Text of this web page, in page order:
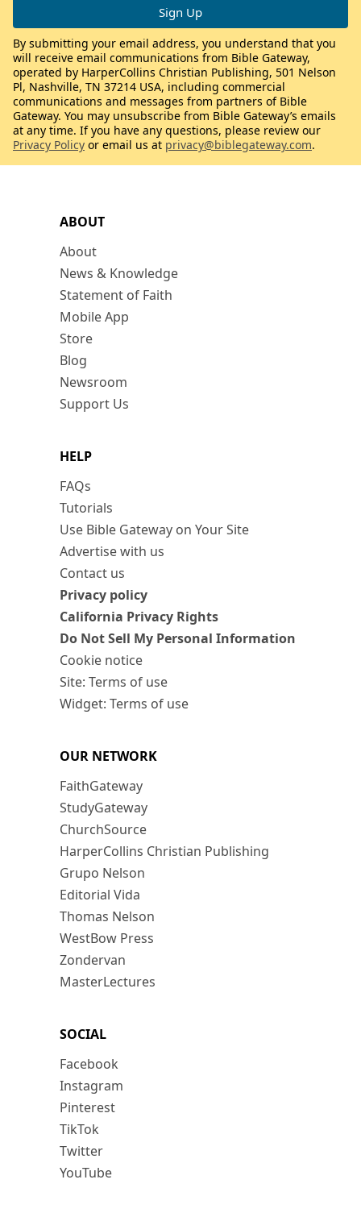
ABOUT
About
News & Knowledge
Statement of Faith
Mobile App
Store
Blog
Newsroom
Support Us
HELP
FAQs
Tutorials
Use Bible Gateway on Your Site
Advertise with us
Contact us
Privacy policy
California Privacy Rights
Do Not Sell My Personal Information
Cookie notice
Site: Terms of use
Widget: Terms of use
OUR NETWORK
FaithGateway
StudyGateway
ChurchSource
HarperCollins Christian Publishing
Grupo Nelson
Editorial Vida
Thomas Nelson
WestBow Press
Zondervan
MasterLectures
SOCIAL
Facebook
Instagram
Pinterest
TikTok
Twitter
YouTube
By submitting your email address, you understand that you
will receive email communications from Bible Gateway,
operated by HarperCollins Christian Publishing, 501 Nelson
Pl, Nashville, TN 37214 USA, including commercial
communications and messages from partners of Bible
Gateway. You may unsubscribe from Bible Gateway’s emails
at any time. If you have any questions, please review our
Privacy Policy or email us at privacy@biblegateway.com.